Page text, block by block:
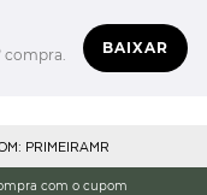
compra.
BAIXAR
PRIMEIRAMR
com o cupom